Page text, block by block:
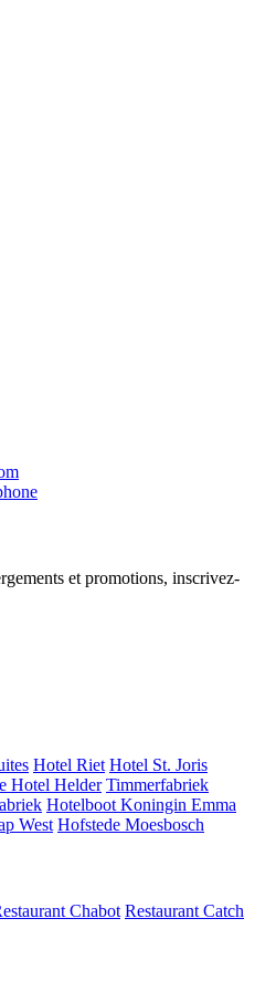
et promotions, inscrivez-
Hotel Riet Hotel St. Joris
Hotel Helder Timmerfabriek
Hotelboot Koningin Emma
West Hofstede Moesbosch
Chabot Restaurant Catch